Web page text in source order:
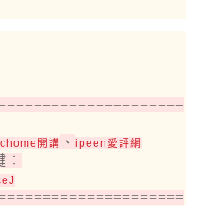
開講 、 ipeen愛評網